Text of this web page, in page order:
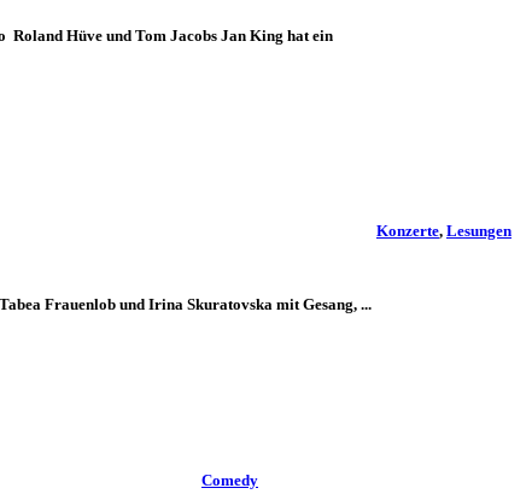
Roland Hüve und Tom Jacobs Jan King hat ein
Frauenlob und Irina Skuratovska mit Gesang, ...
Konzerte, Lesungen
Comedy